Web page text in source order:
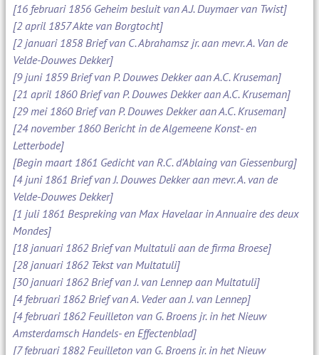
[16 februari 1856 Geheim besluit van A.J. Duymaer van Twist]
[2 april 1857 Akte van Borgtocht]
[2 januari 1858 Brief van C. Abrahamsz jr. aan mevr. A. Van de
Velde-Douwes Dekker]
[9 juni 1859 Brief van P. Douwes Dekker aan A.C. Kruseman]
[21 april 1860 Brief van P. Douwes Dekker aan A.C. Kruseman]
[29 mei 1860 Brief van P. Douwes Dekker aan A.C. Kruseman]
[24 november 1860 Bericht in de Algemeene Konst- en
Letterbode]
[Begin maart 1861 Gedicht van R.C. d'Ablaing van Giessenburg]
[4 juni 1861 Brief van J. Douwes Dekker aan mevr. A. van de
Velde-Douwes Dekker]
[1 juli 1861 Bespreking van Max Havelaar in Annuaire des deux
Mondes]
[18 januari 1862 Brief van Multatuli aan de firma Broese]
[28 januari 1862 Tekst van Multatuli]
[30 januari 1862 Brief van J. van Lennep aan Multatuli]
[4 februari 1862 Brief van A. Veder aan J. van Lennep]
[4 februari 1862 Feuilleton van G. Broens jr. in het Nieuw
Amsterdamsch Handels- en Effectenblad]
[7 februari 1882 Feuilleton van G. Broens jr. in het Nieuw